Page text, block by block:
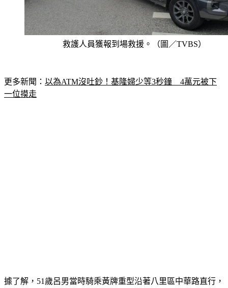
救護人員獲報到場救援。（圖／TVBS）
更多新聞： 以為ATM沒吐鈔！基隆婦少等3秒鐘　4萬元被下
一位摸走
據了解，51歲呂男當時騎乘黃牌重型沿著八里區中華路直行，